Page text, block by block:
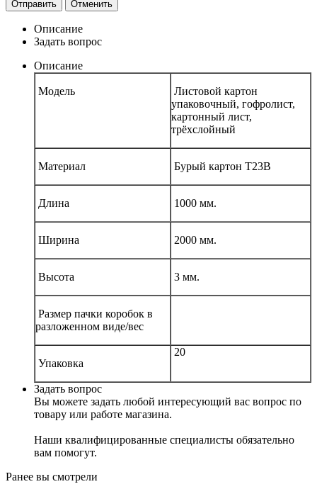
Отправить Отменить
Описание
Задать вопрос
Описание
Модель
Листовой картон
упаковочный, гофролист,
картонный лист,
трёхслойный
Материал Бурый картон Т23В
Длина 1000 мм.
Ширина 2000 мм.
Высота 3 мм.
Размер пачки коробок в
разложенном виде/вес
Упаковка
20
Задать вопрос
Вы можете задать любой интересующий вас вопрос по
товару или работе магазина.
Наши квалифицированные специалисты обязательно
вам помогут.
Ранее вы смотрели